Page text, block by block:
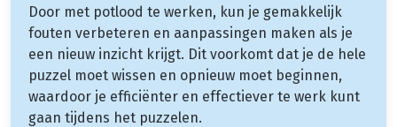
Door met potlood te werken, kun je gemakkelijk
fouten verbeteren en aanpassingen maken als je
een nieuw inzicht krijgt. Dit voorkomt dat je de hele
puzzel moet wissen en opnieuw moet beginnen,
waardoor je efficiënter en effectiever te werk kunt
gaan tijdens het puzzelen.